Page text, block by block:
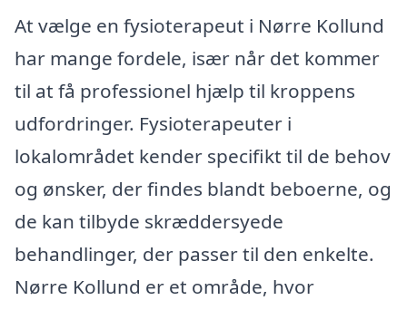
At vælge en fysioterapeut i Nørre Kollund
har mange fordele, især når det kommer
til at få professionel hjælp til kroppens
udfordringer. Fysioterapeuter i
lokalområdet kender specifikt til de behov
og ønsker, der findes blandt beboerne, og
de kan tilbyde skræddersyede
behandlinger, der passer til den enkelte.
Nørre Kollund er et område, hvor